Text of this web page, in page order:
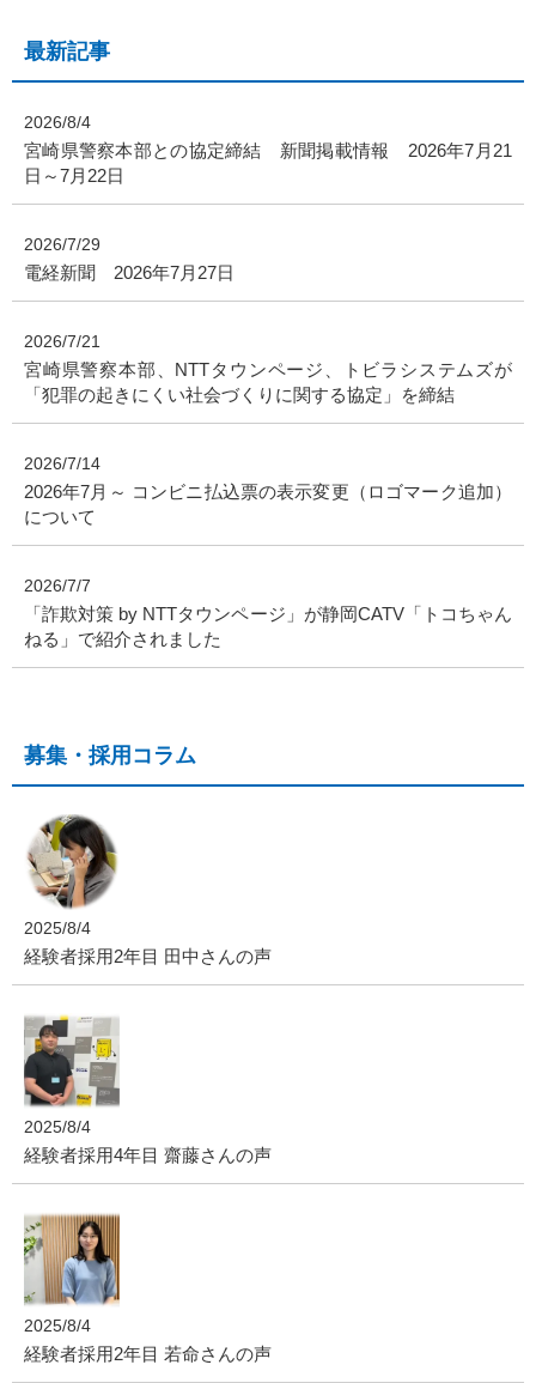
最新記事
2026/8/4
宮崎県警察本部との協定締結 新聞掲載情報 2026年7月21
日～7月22日
2026/7/29
電経新聞 2026年7月27日
2026/7/21
宮崎県警察本部、NTTタウンページ、トビラシステムズが
「犯罪の起きにくい社会づくりに関する協定」を締結
2026/7/14
2026年7月～ コンビニ払込票の表示変更（ロゴマーク追加）
について
2026/7/7
「詐欺対策 by NTTタウンページ」が静岡CATV「トコちゃん
ねる」で紹介されました
募集・採用コラム
2025/8/4
経験者採用2年目 田中さんの声
2025/8/4
経験者採用4年目 齋藤さんの声
2025/8/4
経験者採用2年目 若命さんの声